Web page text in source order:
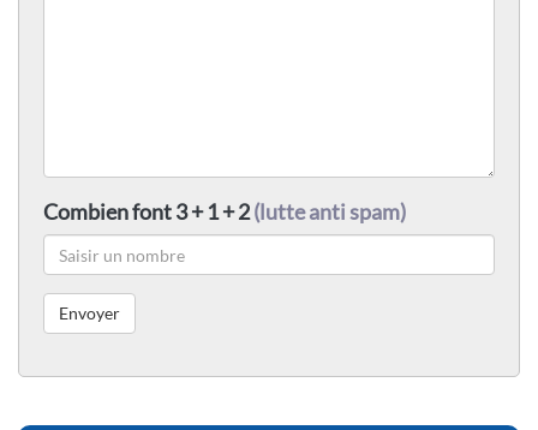
Combien font 3 + 1 + 2(lutte anti spam)